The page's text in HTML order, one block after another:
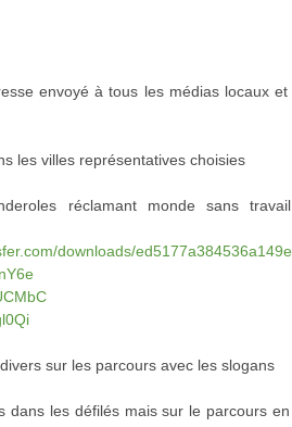
envoyé à tous les médias locaux
les villes représentatives choisies
réclamant monde sans
downloads/
sur les parcours avec les slogans
dans les défilés mais sur le parcours